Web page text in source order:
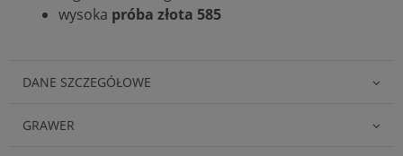
wysoka próba złota 585
DANE SZCZEGÓŁOWE
GRAWER